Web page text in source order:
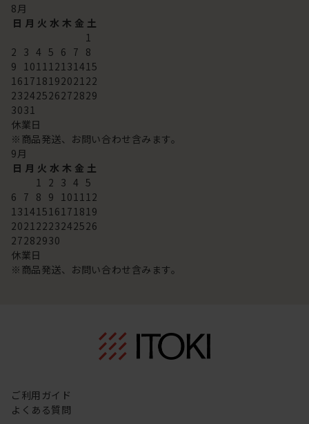
8 月
日 月 火 水 木 金 土
1
2 3 4 5 6 7 8
9
10 11 12 13 14 15
16 17 18 192021 22
23242526272829
3031
休業日
※商品発送、お問い合わせ含みます。
9 月
日 月 火 水 木 金 土
1
2 3 4 5
6 7 8 9 10 11 12
13 14 15 16 17 18 19
2021 2223242526
27282930
休業日
※商品発送、お問い合わせ含みます。
ご利用ガイド
よくある質問